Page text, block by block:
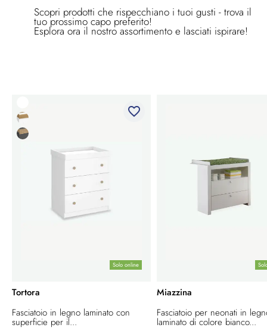
Scopri prodotti che rispecchiano i tuoi gusti - trova il
tuo prossimo capo preferito!
Esplora ora il nostro assortimento e lasciati ispirare!
Solo online
favorite_border
Tortora
Fasciatoio in legno laminato con
superficie per il...
Miazzina
Fasciatoio per neonati in
laminato di colore bianco...